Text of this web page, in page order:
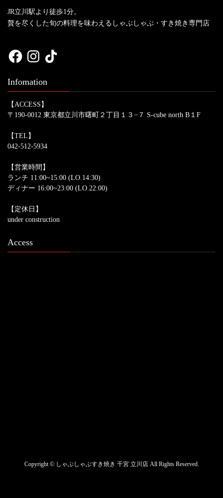
JR立川駅より徒歩1分。
贅を尽くした旬の料理を味わえるしゃぶしゃぶ・すき焼き専門店
FacebookInstagramTikTok
Infomation
【ACCESS】
〒190-0012 東京都立川市曙町２丁目１３−７ S-cube north B１F
【TEL】
042-512-5934
【営業時間】
ランチ 11:00~15:00 (LO.14:30)
ディナー 16:00~23:00 (LO.22:00)
【定休日】
under construction
Access
Copyright © しゃぶしゃぶすき焼き 千宮 立川店 All Rights Reserved.